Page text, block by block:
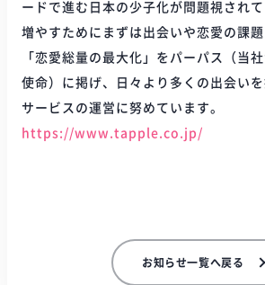
ードで進む日本の少子化が問題視され
増やすためにまずは出会いや恋愛の課題
「恋愛総量の最大化」をパーパス（当
使命）に掲げ、日々より多くの出会い
サービスの運営に努めています。
https://www.tapple.co.jp/
お知らせ一覧へ戻る